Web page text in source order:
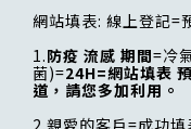
網站填表: 線上登記=
1.防疫 流感 期間=冷
菌)=24H=網站填表
道，請您多加利用。